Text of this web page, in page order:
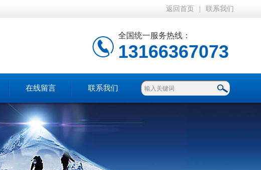
返回首页 联系我们
全国统一服务热线：
13166367073
在线留言 联系我们